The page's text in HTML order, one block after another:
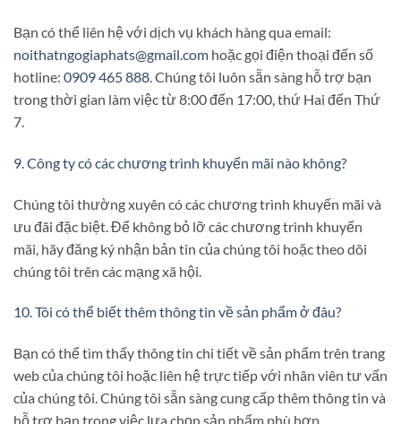
Bạn có thể liên hệ với dịch vụ khách hàng qua email:
noithatngogiaphats@gmail.com hoặc gọi điện thoại đến số
hotline: 0909 465 888. Chúng tôi luôn sẵn sàng hỗ trợ bạn
trong thời gian làm việc từ 8:00 đến 17:00, thứ Hai đến Thứ
7.
9. Công ty có các chương trình khuyến mãi nào không?
Chúng tôi thường xuyên có các chương trình khuyến mãi và
ưu đãi đặc biệt. Để không bỏ lỡ các chương trình khuyến
mãi, hãy đăng ký nhận bản tin của chúng tôi hoặc theo dõi
chúng tôi trên các mạng xã hội.
10. Tôi có thể biết thêm thông tin về sản phẩm ở đâu?
Bạn có thể tìm thấy thông tin chi tiết về sản phẩm trên trang
web của chúng tôi hoặc liên hệ trực tiếp với nhân viên tư vấn
của chúng tôi. Chúng tôi sẵn sàng cung cấp thêm thông tin và
hỗ trợ bạn trong việc lựa chọn sản phẩm phù hợp.